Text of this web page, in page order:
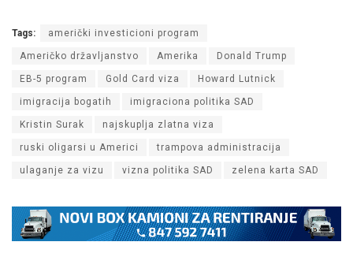
Tags: američki investicioni program
Američko državljanstvo Amerika Donald Trump
EB-5 program Gold Card viza Howard Lutnick
imigracija bogatih imigraciona politika SAD
Kristin Surak najskuplja zlatna viza
ruski oligarsi u Americi trampova administracija
ulaganje za vizu vizna politika SAD zelena karta SAD